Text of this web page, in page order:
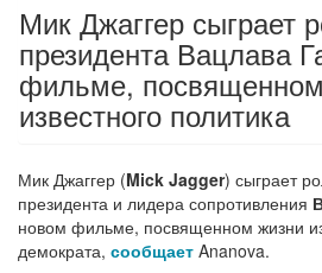
Мик Джаггер сыграет
президента Вацлава
фильме,
известного политика
Мик Джаггер (Mick Jagger) сыграет
президента и лидера сопротивления
новом фильме, посвященном жизни
демократа, сообщает Ananova.